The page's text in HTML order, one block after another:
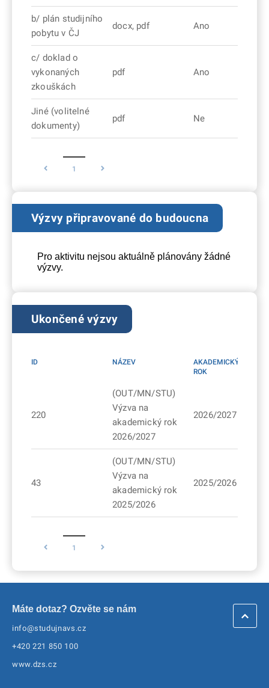
b/ plán studijního
pobytu v ČJ
docx, pdf Ano
c/ doklad o
vykonaných
zkouškách
pdf Ano
Jiné (volitelné
dokumenty)
pdf Ne
1
Výzvy připravované do budoucna
Pro aktivitu nejsou aktuálně plánovány žádné
výzvy.
Ukončené výzvy
ID NÁZEV
AKADEMICKÝ
ROK
220
(OUT/MN/STU)
Výzva na
akademický rok
2026/2027
2026/2027
43
(OUT/MN/STU)
Výzva na
akademický rok
2025/2026
2025/2026
1
Máte dotaz? Ozvěte se nám
info@studujnavs.cz
+420 221 850 100
www.dzs.cz